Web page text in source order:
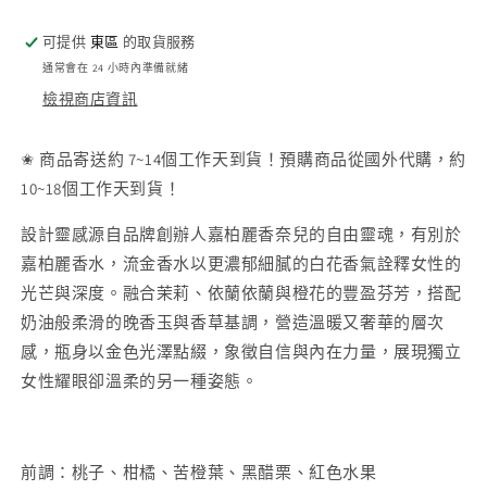
柏
麗
琉
香
水
Essence
Eau
De
Parfum
數
量
減
柏
麗
香
水
Essence
Eau
De
Parfum
數
量
增
可提供 東區 的取貨服務
通常會在 24 小時內準備就緒
檢視商店資訊
✬ 商品寄送約 7~14個工作天到貨！預購商品從國外代購，約
10~18個工作天到貨！
設計靈感源自品牌創辦人嘉柏麗香奈兒的自由靈魂，有別於
嘉柏麗香水，流金香水以更濃郁細膩的白花香氣詮釋女性的
光芒與深度。融合茉莉、依蘭依蘭與橙花的豐盈芬芳，搭配
奶油般柔滑的晚香玉與香草基調，營造溫暖又奢華的層次
感，瓶身以金色光澤點綴，象徵自信與內在力量，展現獨立
女性耀眼卻溫柔的另一種姿態。
前調：桃子、柑橘、苦橙葉、黑醋栗、紅色水果